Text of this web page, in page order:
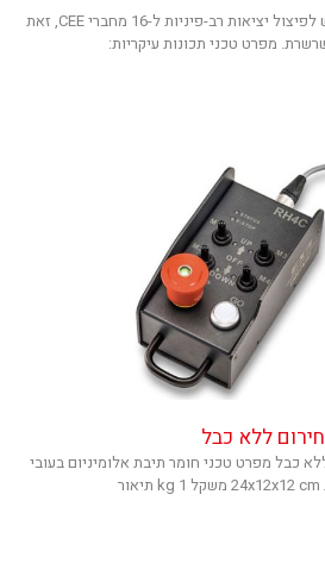
כבל מתח 1.5 מ’ מתאם זה נדרש לפיצול יציאות רב-פיניות ל-16 מחברי CEE, זאת
מפרט טכני תכונות עיקריות:
ללא כבל מפרט טכני חומר תיבת אלומיניום בעובי